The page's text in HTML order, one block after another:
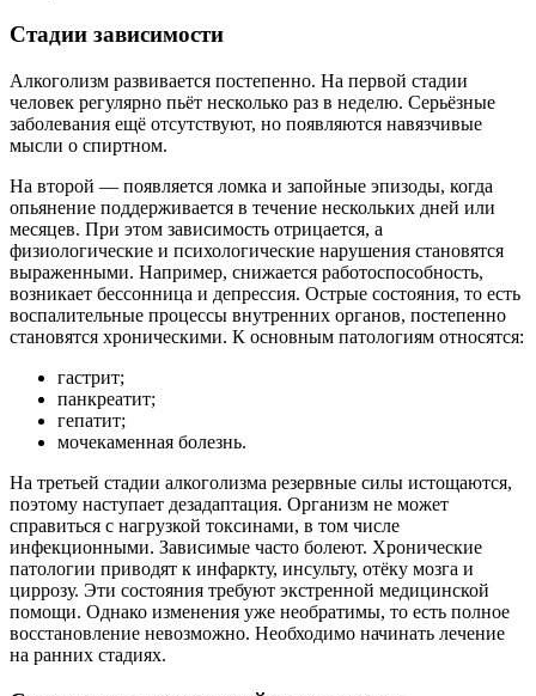
Стадии зависимости
Алкоголизм развивается постепенно. На первой стадии
человек регулярно пьёт несколько раз в неделю. Серьёзные
заболевания ещё отсутствуют, но появляются навязчивые
мысли о спиртном.
На второй — появляется ломка и запойные эпизоды, когда
опьянение поддерживается в течение нескольких дней или
месяцев. При этом зависимость отрицается, а
физиологические и психологические нарушения становятся
выраженными. Например, снижается работоспособность,
возникает бессонница и депрессия. Острые состояния, то есть
воспалительные процессы внутренних органов, постепенно
становятся хроническими. К основным патологиям относятся:
гастрит;
панкреатит;
гепатит;
мочекаменная болезнь.
На третьей стадии алкоголизма резервные силы истощаются,
поэтому наступает дезадаптация. Организм не может
справиться с нагрузкой токсинами, в том числе
инфекционными. Зависимые часто болеют. Хронические
патологии приводят к инфаркту, инсульту, отёку мозга и
циррозу. Эти состояния требуют экстренной медицинской
помощи. Однако изменения уже необратимы, то есть полное
восстановление невозможно. Необходимо начинать лечение
на ранних стадиях.